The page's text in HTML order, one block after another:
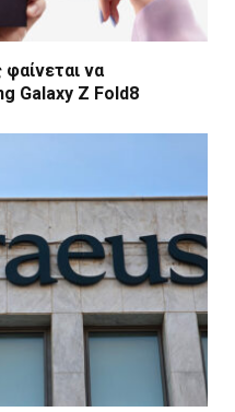
να
Galaxy Z Fold8